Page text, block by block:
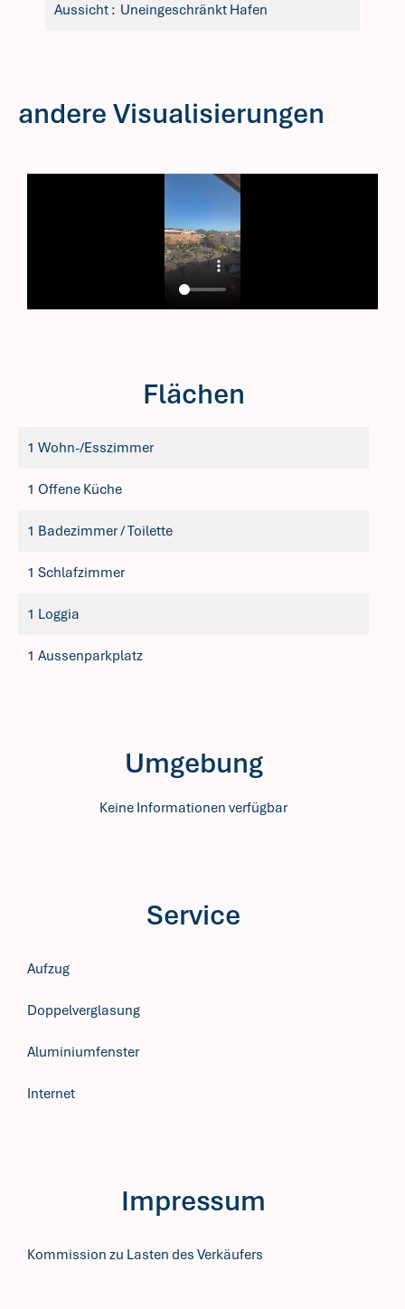
Aussicht Uneingeschränkt Hafen
andere Visualisierungen
Flächen
1 Wohn-/Esszimmer
1 Offene Küche
1 Badezimmer / Toilette
1 Schlafzimmer
1 Loggia
1 Aussenparkplatz
Umgebung
Keine Informationen verfügbar
Service
Aufzug
Doppelverglasung
Aluminiumfenster
Internet
Impressum
Kommission zu Lasten des Verkäufers